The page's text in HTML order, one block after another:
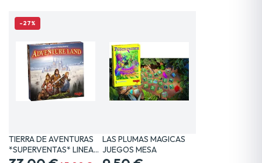
-27%
TIERRA DE AVENTURAS
*SUPERVENTAS* LINEA…
LAS PLUMAS MAGICAS
JUEGOS MESA